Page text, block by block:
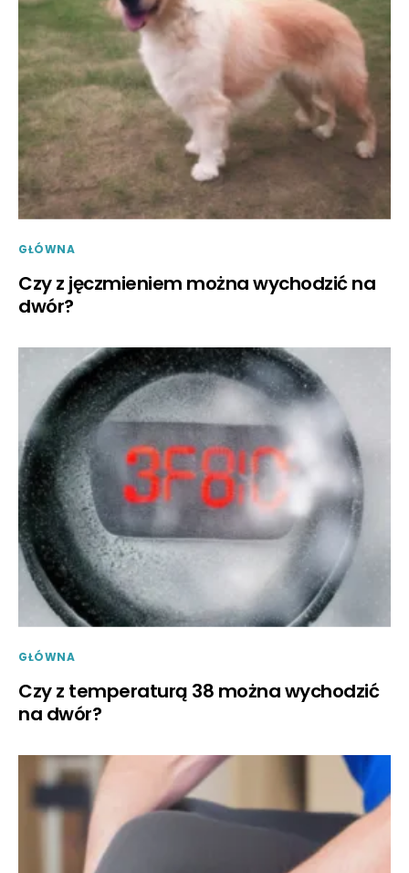
GŁÓWNA
Czy z jęczmieniem można wychodzić na
dwór?
GŁÓWNA
Czy z temperaturą 38 można wychodzić
na dwór?